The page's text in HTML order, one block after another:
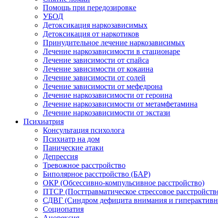
Помощь при передозировке
УБОД
Детоксикация наркозависимых
Детоксикация от наркотиков
Принудительное лечение наркозависимых
Лечение наркозависимости в стационаре
Лечение зависимости от спайса
Лечение зависимости от кокаина
Лечение зависимости от солей
Лечение зависимости от мефедрона
Лечение наркозависимости от героина
Лечение наркозависимости от метамфетамина
Лечение наркозависимости от экстази
Психиатрия
Консультация психолога
Психиатр на дом
Панические атаки
Депрессия
Тревожное расстройство
Биполярное расстройство (БАР)
ОКР (Обсессивно-компульсивное расстройство)
ПТСР (Посттравматическое стрессовое
СДВГ (Синдром дефицита внимания и
Социопатия